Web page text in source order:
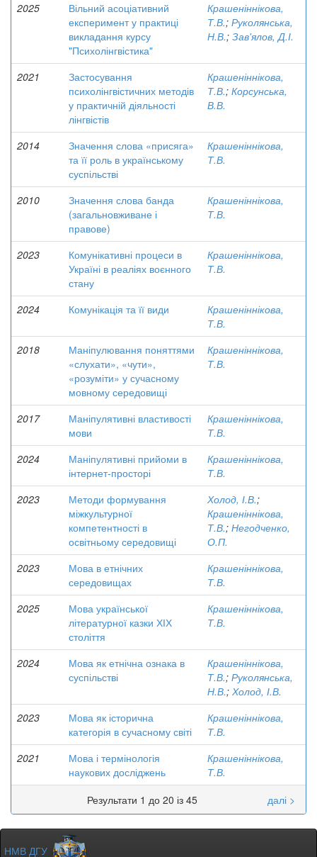
2025
Вільний асоціативний
експеримент у практиці
викладання курсу
"Психолінгвістика"
Крашеніннікова,
Т.В.; Руколянська,
Н.В.; Зав'ялов, Д.І.
2021
Застосування
психолінгвістичних методів
у практичній діяльності
лінгвістів
Крашеніннікова,
Т.В.; Корсунська,
В.В.
2014
Значення слова «присяга»
та її роль в українському
суспільстві
Крашеніннікова,
Т.В.
2010
Значення слова банда
(загальновживане і
правове)
Крашеніннікова,
Т.В.
2023
Комунікативні процеси в
Україні в реаліях воєнного
стану
Крашеніннікова,
Т.В.
2024 Комунікація та її види
Крашеніннікова,
Т.В.
2018
Маніпулювання поняттями
«слухати», «чути»,
«розуміти» у сучасному
мовному середовищі
Крашеніннікова,
Т.В.
2017
Маніпулятивні властивості
мови
Крашеніннікова,
Т.В.
2024
Маніпулятивні прийоми в
інтернет-просторі
Крашеніннікова,
Т.В.
2023
Методи формування
міжкультурної
компетентності в
освітньому середовищі
Холод, І.В.;
Крашеніннікова,
Т.В.; Негодченко,
О.П.
2023
Мова в етнічних
середовищах
Крашеніннікова,
Т.В.
2025
Мова української
літературної казки ХІХ
століття
Крашеніннікова,
Т.В.
2024
Мова як етнічна ознака в
суспільстві
Крашеніннікова,
Т.В.; Руколянська,
Н.В.; Холод, І.В.
2023
Мова як історична
категорія в сучасному світі
Крашеніннікова,
Т.В.
2021
Мова і термінологія
наукових досліджень
Крашеніннікова,
Т.В.
Результати 1 до 20 із 45
далі >
НМВ ДГУ